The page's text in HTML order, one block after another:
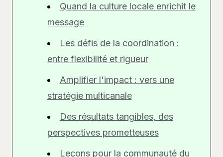
Quand la culture locale enrichit le
message
Les défis de la coordination :
entre flexibilité et rigueur
Amplifier l'impact : vers une
stratégie multicanale
Des résultats tangibles, des
perspectives prometteuses
Leçons pour la communauté du